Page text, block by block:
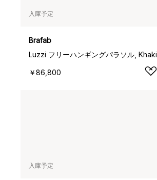
入庫予定
Brafab
Luzzi フリーハンギングパラソル, Khaki
￥86,800
入庫予定